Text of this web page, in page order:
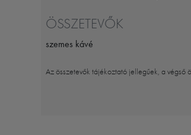
ÖSSZETEVŐK
szemes kávé
Az összetevők tájékoztató jellegűek, a végső